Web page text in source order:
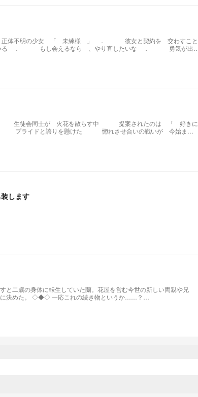
不明の少女 「 未練様 」 ． 彼女と契約を 交わすこと
る ． もし会えるなら 、やり直したいな ． 勇気が出な
徒会同士が 火花を散らす中 提案されたのは 「 好きに
します
と二歳の身体に転生していた蘭。花屋を営む今世の新しい両親や兄
というか……？